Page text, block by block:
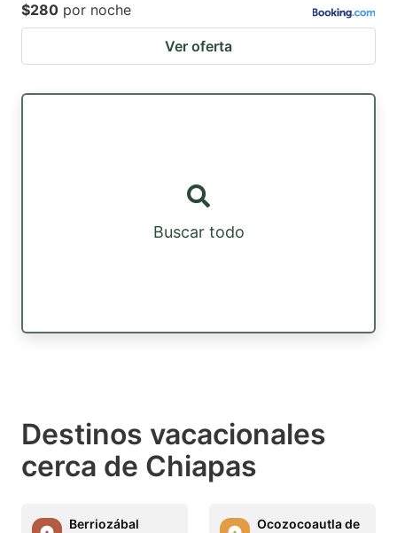
$280 por noche
Ver oferta
Buscar todo
Destinos vacacionales
cerca de Chiapas
Berriozábal
Ocozocoautla de